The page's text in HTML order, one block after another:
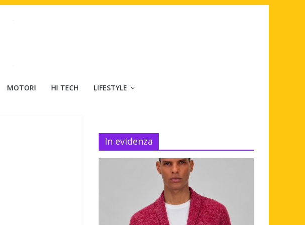
MOTORI HI TECH LIFESTYLE
In evidenza